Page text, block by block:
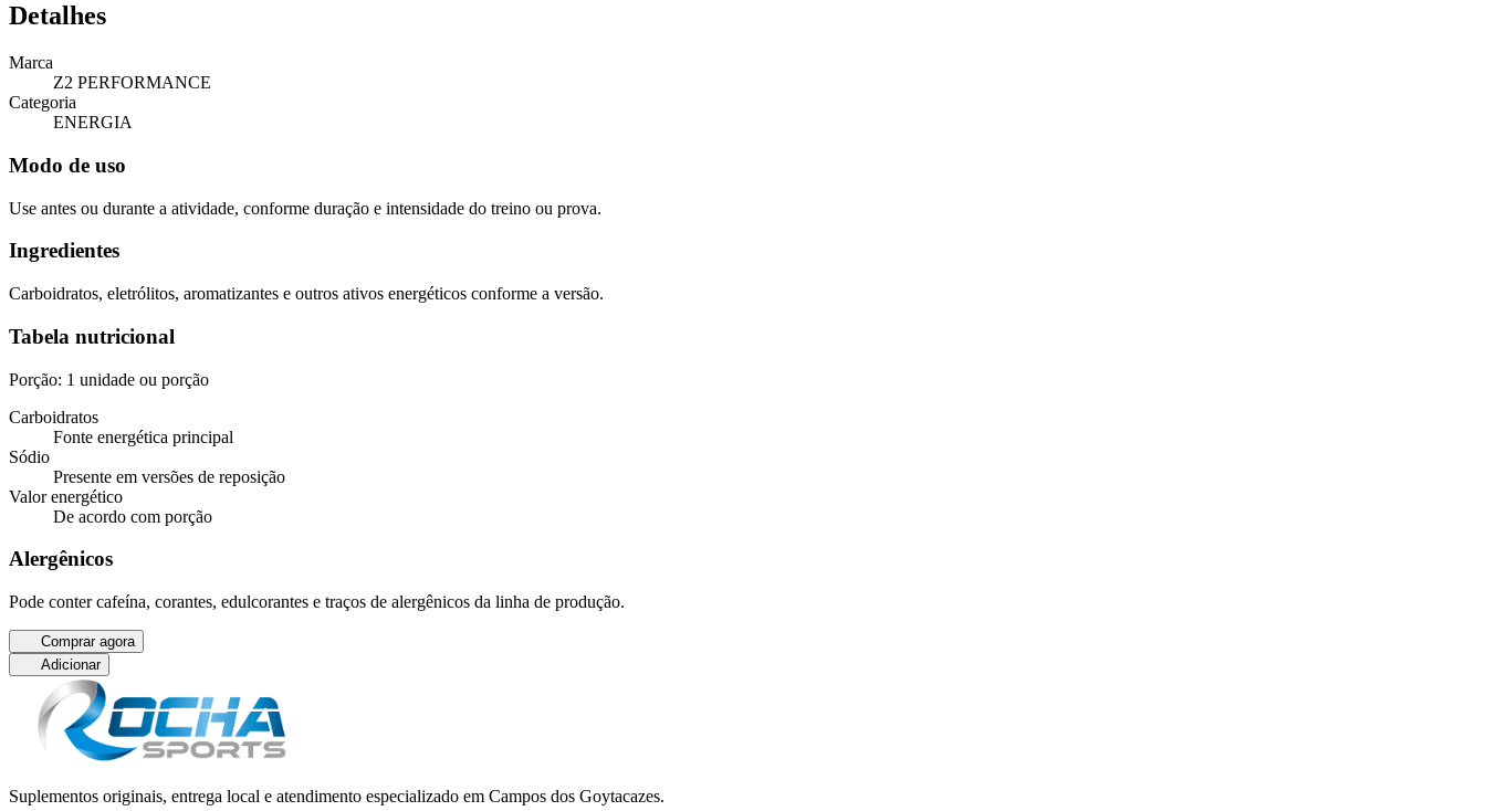
Detalhes
Marca
Z2 PERFORMANCE
Categoria
ENERGIA
Modo de uso
Use antes ou durante a atividade, conforme duração e intensidade do treino ou prova.
Ingredientes
Carboidratos, eletrólitos, aromatizantes e outros ativos energéticos conforme a versão.
Tabela nutricional
Porção: 1 unidade ou porção
Carboidratos
Fonte energética principal
Sódio
Presente em versões de reposição
Valor energético
De acordo com porção
Alergênicos
Pode conter cafeína, corantes, edulcorantes e traços de alergênicos da linha de produção.
Comprar agora
Adicionar
Suplementos originais, entrega local e atendimento especializado em Campos dos Goytacazes.